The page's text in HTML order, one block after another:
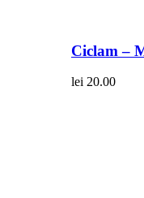
Ciclam –
lei 20.00